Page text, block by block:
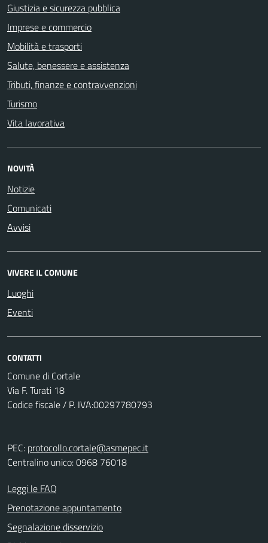
Giustizia e sicurezza pubblica
Imprese e commercio
Mobilità e trasporti
Salute, benessere e assistenza
Tributi, finanze e contravvenzioni
Turismo
Vita lavorativa
NOVITÀ
Notizie
Comunicati
Avvisi
VIVERE IL COMUNE
Luoghi
Eventi
CONTATTI
Comune di Cortale
Via F. Turati 18
Codice fiscale / P. IVA:00297780793
PEC: protocollo.cortale@asmepec.it
Centralino unico: 0968 76018
Leggi le FAQ
Prenotazione appuntamento
Segnalazione disservizio